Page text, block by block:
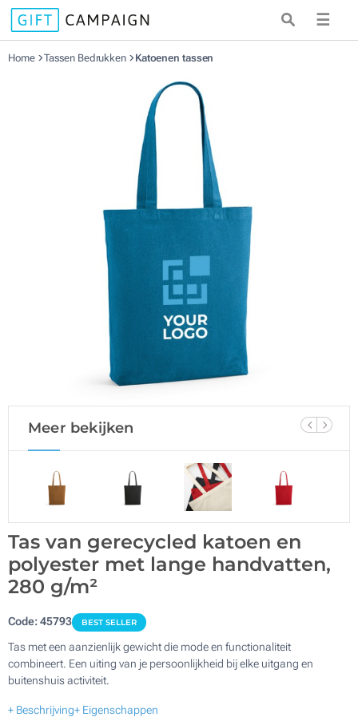
☰
Home Tassen Bedrukken Katoenen tassen
Meer bekijken
Tas van gerecycled katoen en
polyester met lange handvatten,
280 g/m²
Code:45793 BEST SELLER
Tas met een aanzienlijk gewicht die mode en functionaliteit
combineert. Een uiting van je persoonlijkheid bij elke uitgang en
buitenshuis activiteit.
+ Beschrijving+ Eigenschappen